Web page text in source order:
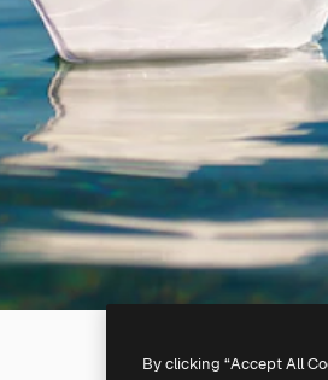
By clicking “Accept All